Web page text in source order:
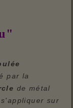
par la
de métal
sur